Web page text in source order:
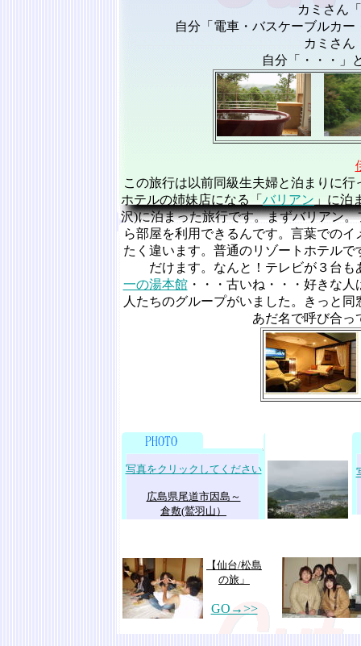
カミさん
自分「電車・バスケーブルカ
カミさん
自分「・・・」
この旅行は以前同級生夫婦と泊まりに行
ホテルの姉妹店になる「 バリアン 」に泊
沢)に泊まった旅行です。まずバリアン
ら部屋を利用できるんです。言葉での
たく違います。普通のリゾートホテル
だけます。なんと！テレビが３台
一の湯本館・・・古いね・・・好きな
人たちのグループがいました。きっと
あだ名で呼び合っ
写真をクリックしてください
広島県尾道市因島～
倉敷(鷲羽山）
【仙台/松島
の旅」
GO→>>